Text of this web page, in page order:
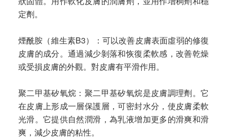
定劑。
煙酰胺（維生素B3）：可以改善皮膚表面虛弱的修復
皮膚的成分。通過減少剝落和恢復柔軟感，改善乾燥
或受損皮膚的外觀。對皮膚有平滑作用。
聚二甲基矽氧烷：聚二甲基矽氧烷是皮膚調理劑。它
在皮膚上形成一層保護層，可密封水分，使皮膚柔軟
光滑。它提供自然潤滑，為乳液增加更多的滑爽和滑
爽，減少皮膚的粘性。